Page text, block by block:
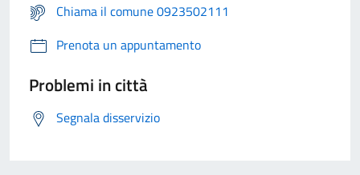
Chiama il comune 0923502111
Prenota un appuntamento
Problemi in città
Segnala disservizio